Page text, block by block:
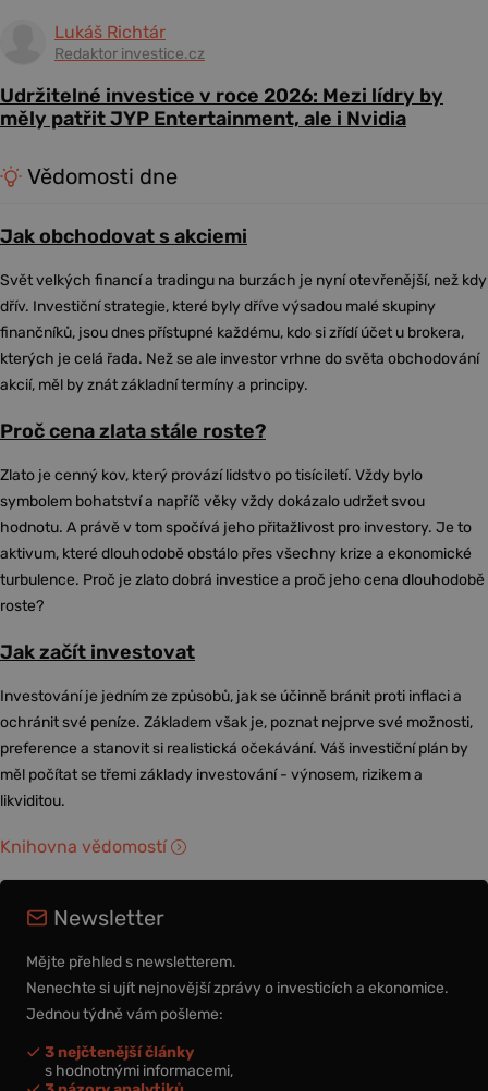
Lukáš Richtár
Redaktor investice.cz
Udržitelné investice v roce 2026: Mezi lídry by
měly patřit JYP Entertainment, ale i Nvidia
Vědomosti dne
Jak obchodovat s akciemi
Svět velkých financí a tradingu na burzách je nyní otevřenější, než kdy
dřív. Investiční strategie, které byly dříve výsadou malé skupiny
finančníků, jsou dnes přístupné každému, kdo si zřídí účet u brokera,
kterých je celá řada. Než se ale investor vrhne do světa obchodování
akcií, měl by znát základní termíny a principy.
Proč cena zlata stále roste?
Zlato je cenný kov, který provází lidstvo po tisíciletí. Vždy bylo
symbolem bohatství a napříč věky vždy dokázalo udržet svou
hodnotu. A právě v tom spočívá jeho přitažlivost pro investory. Je to
aktivum, které dlouhodobě obstálo přes všechny krize a ekonomické
turbulence. Proč je zlato dobrá investice a proč jeho cena dlouhodobě
roste?
Jak začít investovat
Investování je jedním ze způsobů, jak se účinně bránit proti inflaci a
ochránit své peníze. Základem však je, poznat nejprve své možnosti,
preference a stanovit si realistická očekávání. Váš investiční plán by
měl počítat se třemi základy investování - výnosem, rizikem a
likviditou.
Knihovna vědomostí
Newsletter
Mějte přehled s newsletterem.
Nenechte si ujít nejnovější zprávy o investicích a ekonomice.
Jednou týdně vám pošleme:
3 nejčtenější články
s hodnotnými informacemi,